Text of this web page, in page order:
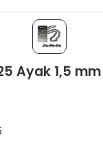
Ayak 1,5 mm